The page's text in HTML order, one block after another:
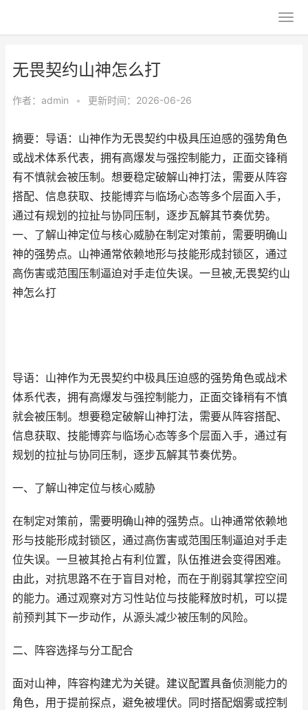
无畏契约山神怎么打
作者： admin • 更新时间：2026-06-26
摘要：导语：山神作为无畏契约中极具压迫感的强势角色
或战术体系代表，拥有高爆发与强控制能力，正面交锋稍
有不慎就会被压制。想要稳定破解山神打法，需要从阵容
搭配、信息获取、技能博弈与临场心态等多个层面入手，
通过有规划的拉扯与协同压制，逐步瓦解其节奏优势。
一、了解山神定位与核心威胁在制定对策前，需要明确山
神的强势点。山神通常依赖地形与技能形成封锁区，通过
高伤害或范围压制逼迫对手走位失误。一旦被,无畏契约山
神怎么打
导语：山神作为无畏契约中极具压迫感的强势角色或战术
体系代表，拥有高爆发与强控制能力，正面交锋稍有不慎
就会被压制。想要稳定破解山神打法，需要从阵容搭配、
信息获取、技能博弈与临场心态等多个层面入手，通过有
规划的拉扯与协同压制，逐步瓦解其节奏优势。
一、了解山神定位与核心威胁
在制定对策前，需要明确山神的强势点。山神通常依赖地
形与技能形成封锁区，通过高伤害或范围压制逼迫对手走
位失误。一旦被其抢占有利位置，队伍推进会变得困难。
由此，对抗思路不在于盲目对枪，而在于削弱其掌控空间
的能力。通过观察对方习性站位与技能释放时机，可以提
前预判其下一步动作，从源头减少被压制的风险。
二、阵容选择与分工配合
面对山神，阵容构建尤为关键。建议配置具备侦测能力的
角色，用于提前探点，避免被埋伏。同时搭配烟雾或控制